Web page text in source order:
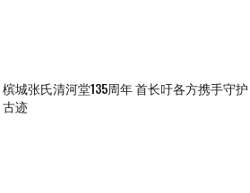
槟城张氏清河堂135周年 首长吁各方携手守护
古迹